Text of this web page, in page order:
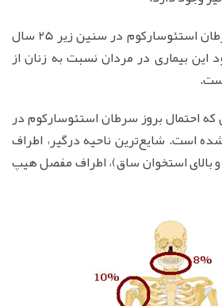
بیشتر افراد مبتلا به سرطان استئوسارکوم در سنین زیر 25 سال
بیماری در مردان نسبت به زنان از
احتمال بروز سرطان استئوسارکوم در
است. شایع‌ترین ناحیه درگیر، اطراف
و بالای استخوان ساق)، اطراف مفصل هیپ